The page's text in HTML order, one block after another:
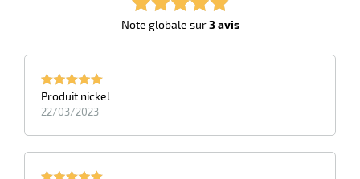
Note globale sur3 avis
Produit nickel
22/03/2023